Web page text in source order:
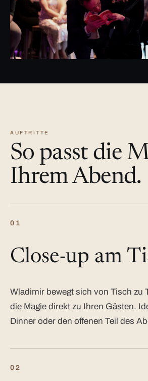
AUFTRITTE
So passt die
Ihrem Abend.
01
Close-up am
Wladimir bewegt sich von Tisch zu
die Magie direkt zu Ihren Gästen.
Dinner oder den offenen Teil des
02